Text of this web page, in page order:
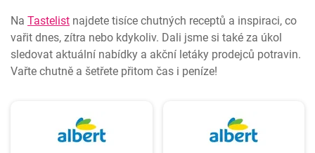
Na Tastelist najdete tisíce chutných receptů a inspiraci, co
vařit dnes, zítra nebo kdykoliv. Dali jsme si také za úkol
sledovat aktuální nabídky a akční letáky prodejců potravin.
Vařte chutně a šetřete přitom čas i peníze!